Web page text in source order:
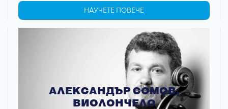
НАУЧЕТЕ ПОВЕЧЕ
АЛЕКСАНДЪР СОМОВ,
ВИОЛОНЧЕЛО